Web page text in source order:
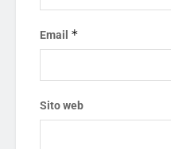
Email *
Sito web